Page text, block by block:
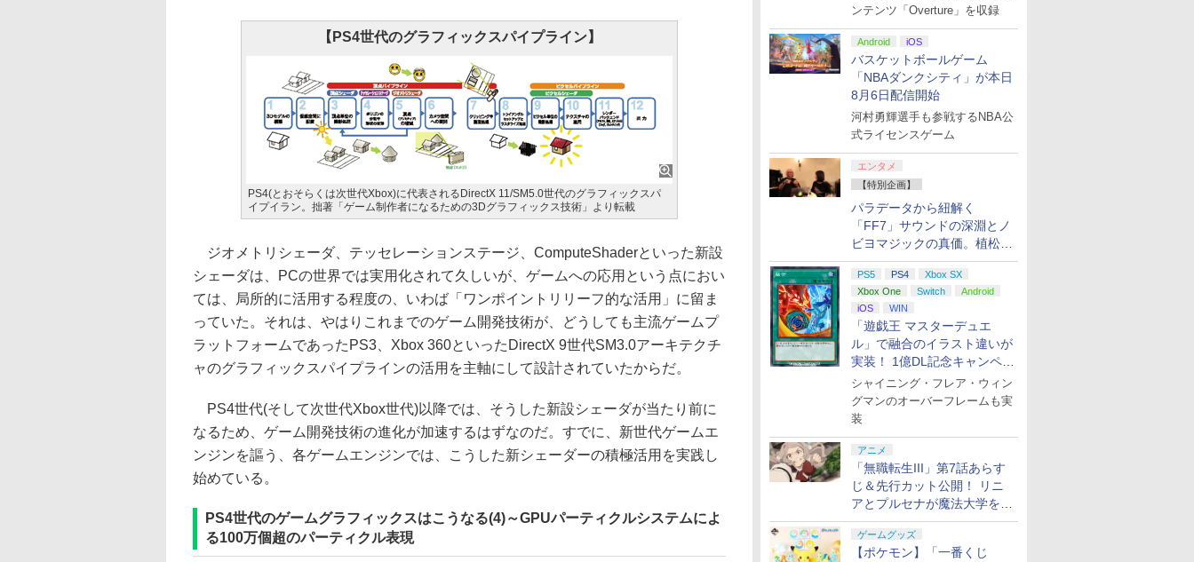
ンテンツ「Overture」を収録
Android iOS
バスケットボールゲーム
「NBAダンクシティ」が本日
8月6日配信開始
河村勇輝選手も参戦するNBA公
式ライセンスゲーム
エンタメ
【特別企画】
パラデータから紐解く
「FF7」サウンドの深淵とノ
ビヨマジックの真価。植松伸
夫氏による「ff vol.7」一挙レ
ポート
PS5 PS4
Xbox SX
Xbox One
Switch
Android
iOS
WIN
「遊戯王 マスターデュエ
ル」で融合のイラスト違いが
実装！ 1億DL記念キャンペー
ン開催
シャイニング・フレア・ウィン
グマンのオーバーフレームも実
装
アニメ
「無職転生III」第7話あらす
じ＆先行カット公開！ リニ
アとプルセナが魔法大学を卒
業
ゲームグッズ
【ポケモン】「一番くじ
【PS4世代のグラフィックスパイプライン】
PS4(とおそらくは次世代Xbox)に代表されるDirectX 11/SM5.0世代のグラフィックスパ
イプイラン。拙著「ゲーム制作者になるための3Dグラフィックス技術」より転載
ジオメトリシェーダ、テッセレーションステージ、ComputeShaderといった新設
シェーダは、PCの世界では実用化されて久しいが、ゲームへの応用という点におい
ては、局所的に活用する程度の、いわば「ワンポイントリリーフ的な活用」に留ま
っていた。それは、やはりこれまでのゲーム開発技術が、どうしても主流ゲームプ
ラットフォームであったPS3、Xbox 360といったDirectX 9世代SM3.0アーキテクチ
ャのグラフィックスパイプラインの活用を主軸にして設計されていたからだ。
PS4世代(そして次世代Xbox世代)以降では、そうした新設シェーダが当たり前に
なるため、ゲーム開発技術の進化が加速するはずなのだ。すでに、新世代ゲームエ
ンジンを謳う、各ゲームエンジンでは、こうした新シェーダーの積極活用を実践し
始めている。
PS4世代のゲームグラフィックスはこうなる(4)～GPUパーティクルシステムによ
る100万個超のパーティクル表現